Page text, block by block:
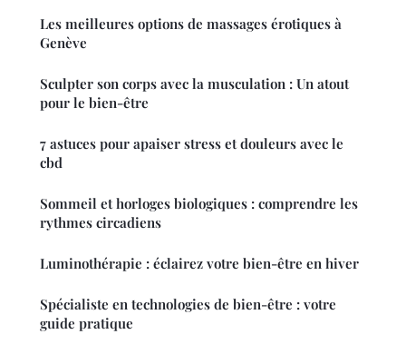
Les meilleures options de massages érotiques à
Genève
Sculpter son corps avec la musculation : Un atout
pour le bien-être
7 astuces pour apaiser stress et douleurs avec le
cbd
Sommeil et horloges biologiques : comprendre les
rythmes circadiens
Luminothérapie : éclairez votre bien-être en hiver
Spécialiste en technologies de bien-être : votre
guide pratique